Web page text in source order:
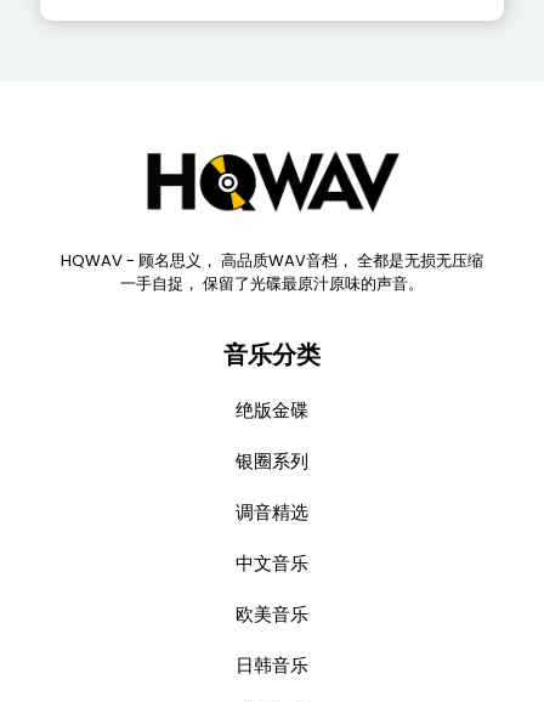
HQWAV - 顾名思义， 高品质WAV音档， 全都是无损无压缩
一手自捉， 保留了光碟最原汁原味的声音。
音乐分类
绝版金碟
银圈系列
调音精选
中文音乐
欧美音乐
日韩音乐